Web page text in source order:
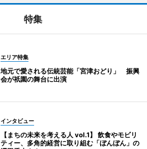
特集
エリア特集
地元で愛される伝統芸能「宮津おどり」 振興
会が祇園の舞台に出演
インタビュー
【まちの未来を考える人 vol.1】 飲食やモビリ
ティー、多角的経営に取り組む「ぼんぼん」の